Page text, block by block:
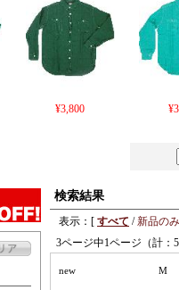
¥3,800
検索結果
表示：[ すべて /新品のみ
3ページ中1ページ（計：
new M